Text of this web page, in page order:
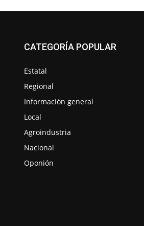
CATEGORÍA POPULAR
Estatal
Regional
Información general
Local
Agroindustria
Nacional
Oponión